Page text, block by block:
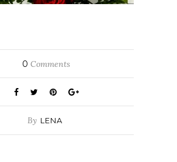
0 Comments
By LENA